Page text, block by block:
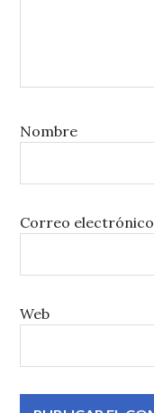
Nombre
Correo electrónico
Web